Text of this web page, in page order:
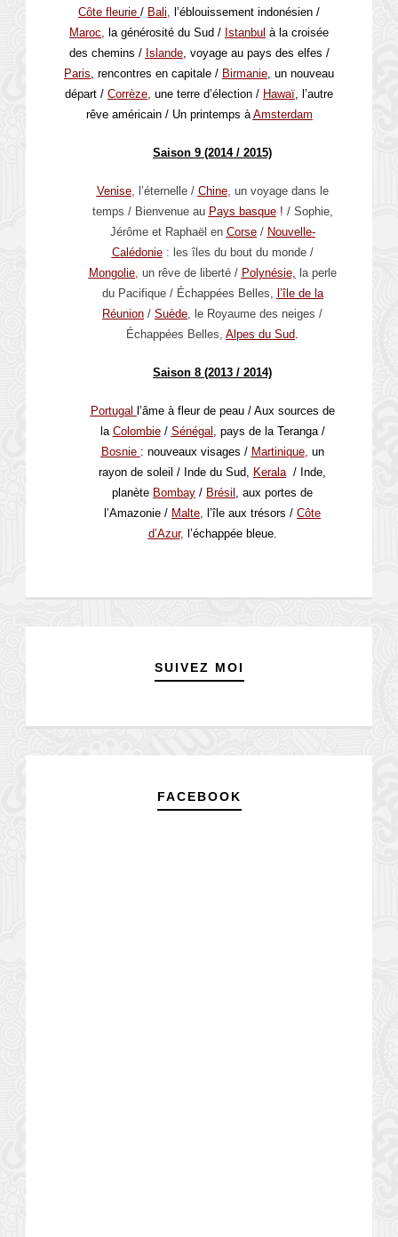
Côte fleurie / Bali l’éblouissement indonésien /
Maroc, la générosité du Sud / Istanbul à la croisée
des chemins / Islande, voyage au pays des elfes /
Paris , rencontres en capitale / Birmanie , un nouveau
départ / Corrèze , une terre d’élection / Hawaï , l’autre
rêve américain / Un printemps à Amsterdam
Saison 9 (2014 / 2015)
Venise, l’éternelle / Chine, un voyage dans le
temps / Bienvenue au Pays basque! / Sophie,
Jérôme et Raphaël en Corse/ Nouvelle-
Calédonie: les îles du bout du monde /
Mongolie, un rêve de liberté / Polynésie, la perle
du Pacifique / Échappées Belles, l’île de la
Réunion / Suède , le Royaume des neiges /
Échappées Belles, Alpes du Sud
Saison 8 (2013 / 2014)
Portugal l’âme à fleur de peau / Aux sources de
la Colombie/ Sénégal , pays de la Teranga /
Bosnie : nouveaux visages / Martinique, un
rayon de soleil / Inde du Sud, Kerala / Inde,
planète Bombay / Brésil , aux portes de
l’Amazonie / Malte, l’île aux trésors / Côte
d’Azur, l’échappée bleue.
SUIVEZ MOI
FACEBOOK